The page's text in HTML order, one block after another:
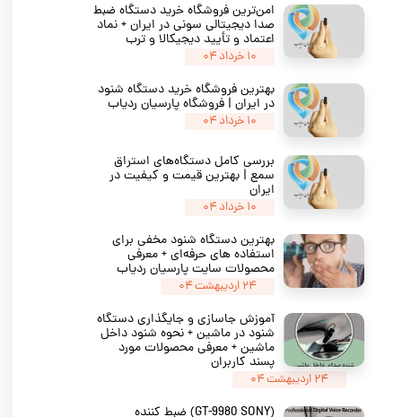
امن‌ترین فروشگاه خرید دستگاه ضبط
صدا دیجیتالی سونی در ایران + نماد
اعتماد و تأیید دیجیکالا و ترب
۱۰ خرداد ۰۴
بهترین فروشگاه خرید دستگاه شنود
در ایران | فروشگاه پارسیان ردیاب
۱۰ خرداد ۰۴
بررسی کامل دستگاه‌های استراق
سمع | بهترین قیمت و کیفیت در
ایران
۱۰ خرداد ۰۴
بهترین دستگاه شنود مخفی برای
استفاده‌ های حرفه‌ای + معرفی
محصولات سایت پارسیان ردیاب
۲۴ اردیبهشت ۰۴
آموزش جاسازی و جایگذاری دستگاه
شنود در ماشین + نحوه شنود داخل
ماشین + معرفی محصولات مورد
پسند کاربران
۲۴ اردیبهشت ۰۴
(GT-9980 SONY) ضبط کننده